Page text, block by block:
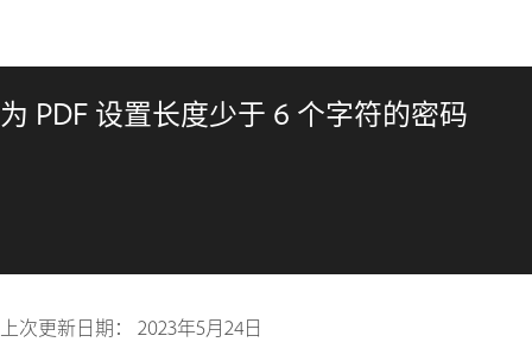
为 PDF 设置长度少于 6 个字符的密码
上次更新日期： 2023年5月24日